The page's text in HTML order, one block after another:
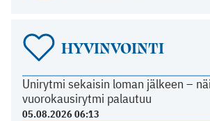
HYVINVOINTI
Unirytmi sekaisin loman jälkeen –
vuorokausirytmi palautuu
05.08.2026 06:13